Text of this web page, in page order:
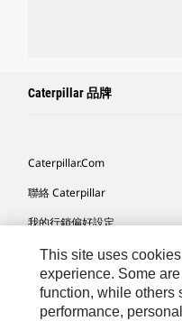
Caterpillar 品牌
Caterpillar.com
聯絡 Caterpillar
我的行銷偏好設定
網站地圖
Cookie Settings
法律
This site uses
experience. Some
function, while others
performance,